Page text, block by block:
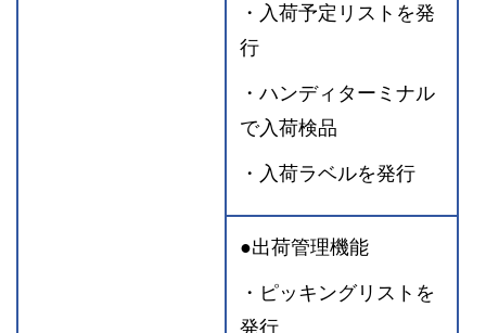
・入荷予定リストを発
行
・ハンディターミナル
で入荷検品
・入荷ラベルを発行
●出荷管理機能
・ピッキングリストを
発行